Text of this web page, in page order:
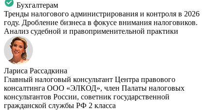
Бухгалтерам
Тренды налогового администрирования и контроля в 2026
году. Дробление бизнеса в фокусе внимания налоговиков.
Анализ судебной и правоприменительной практики
Лариса Рассадкина
Главный налоговый консультант Центра правового
консалтинга ООО «ЭЛКОД», член Палаты налоговых
консультантов России, советник государственной
гражданской службы РФ 2 класса